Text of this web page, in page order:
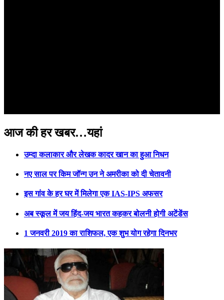
आज की हर खबर…यहां
उम्दा कलाकार और लेखक कादर खान का हुआ निधन
नए साल पर किम जॉन्ग उन ने अमरीका को दी चेतावनी
इस गांव के हर घर में मिलेगा एक IAS-IPS अफसर
अब स्कूल में जय हिंद-जय भारत कहकर बोलनी होगी अटेंडेंस
1 जनवरी 2019 का राशिफल, एक शुभ योग रहेगा दिनभर